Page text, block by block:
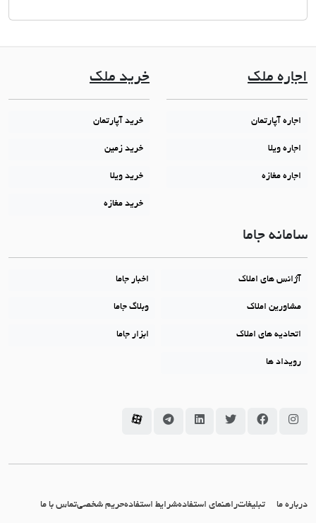
اجاره ملک
اجاره آپارتمان
اجاره ویلا
اجاره مغازه
خرید ملک
خرید آپارتمان
خرید زمین
خرید ویلا
خرید مغازه
سامانه جاما
آژانس های املاک اخبار جاما
مشاورین املاک وبلاگ جاما
اتحادیه های املاک ابزار جاما
رویداد ها
سامانه جاما در اینستاگرام
سامانه جاما در فیسبوک
سامانه جاما در توئیتر
سامانه جاما در لینکداین
سامانه جاما در تلگرام
سامانه جاما در آپارات
درباره ما تبلیغاتراهنمای استفادهشرایط استفادهحریم شخصیتماس با ما